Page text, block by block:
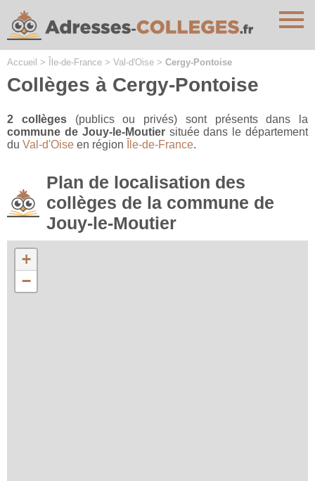
Accueil > Île-de-France > Val-d'Oise > Cergy-Pontoise
Collèges à Cergy-Pontoise
2 collèges(publics ou privés) sont présents dans la
commune de Jouy-le-Moutiersituée dans le département
du Val-d'Oise en région Île-de-France.
Plan de localisation des
collèges de la commune de
Jouy-le-Moutier
+
−